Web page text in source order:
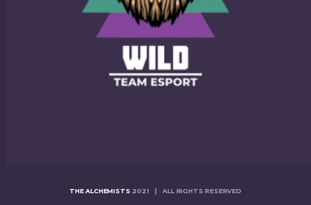
THE ALCHEMISTS 2021 | ALL RIGHTS RESERVED